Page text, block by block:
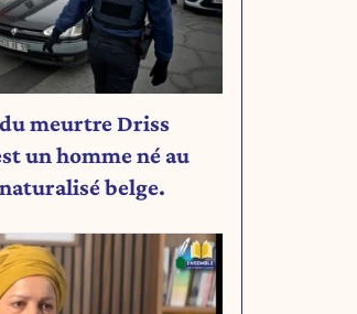
meurtre Driss
un homme né au
belge.